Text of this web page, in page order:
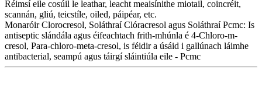
Réimsí eile cosúil le leathar, leacht meaisínithe miotail, coincréit,
scannán, gliú, teicstíle, oiled, páipéar, etc.
Monaróir Clorocresol, Soláthraí Clóracresol agus Soláthraí Pcmc: Is
antiseptic slándála agus éifeachtach frith-mhúnla é 4-Chloro-m-
cresol, Para-chloro-meta-cresol, is féidir a úsáid i gallúnach láimhe
antibacterial, seampú agus táirgí sláintiúla eile - Pcmc